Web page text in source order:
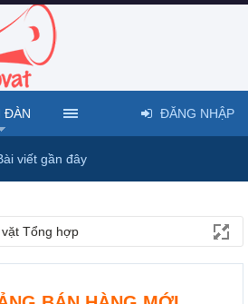
vặt Tổng hợp
ĐÀN
viết gần đây
ĐĂNG NHẬP